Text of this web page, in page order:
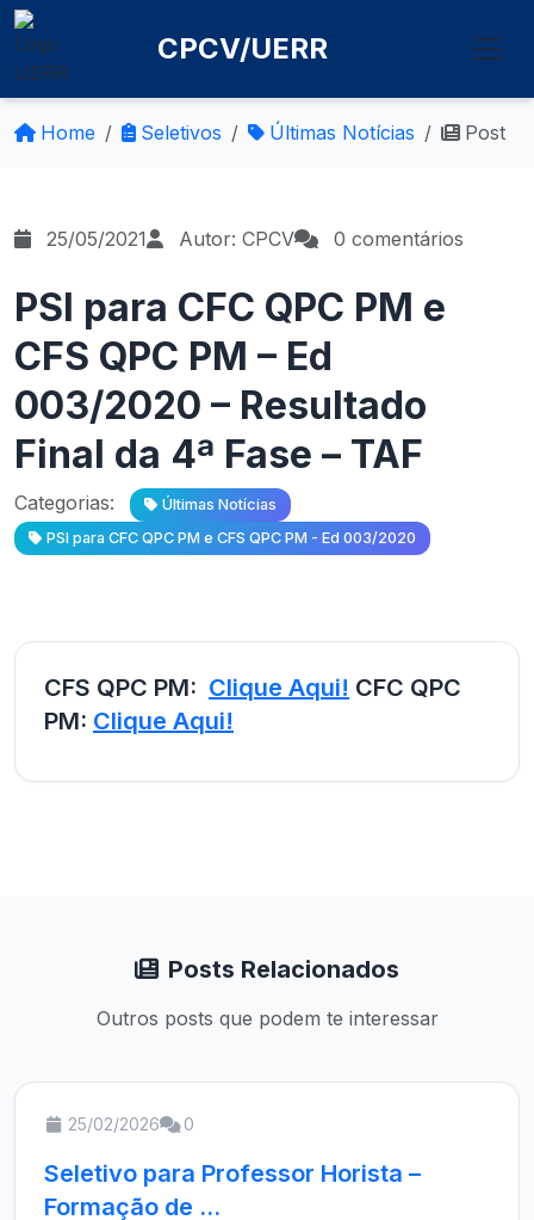
CPCV/UERR
Home Seletivos Últimas Notícias Post
25/05/2021 Autor: CPCV 0 comentários
PSI para CFC QPC PM e
CFS QPC PM – Ed
003/2020 – Resultado
Final da 4ª Fase – TAF
Categorias:
Últimas Notícias
PSI para CFC QPC PM e CFS QPC PM - Ed 003/2020
CFS QPC PM: Clique Aqui! CFC QPC
PM: Clique Aqui!
Posts Relacionados
Outros posts que podem te interessar
25/02/2026 0
Seletivo para Professor Horista –
Formação de ...